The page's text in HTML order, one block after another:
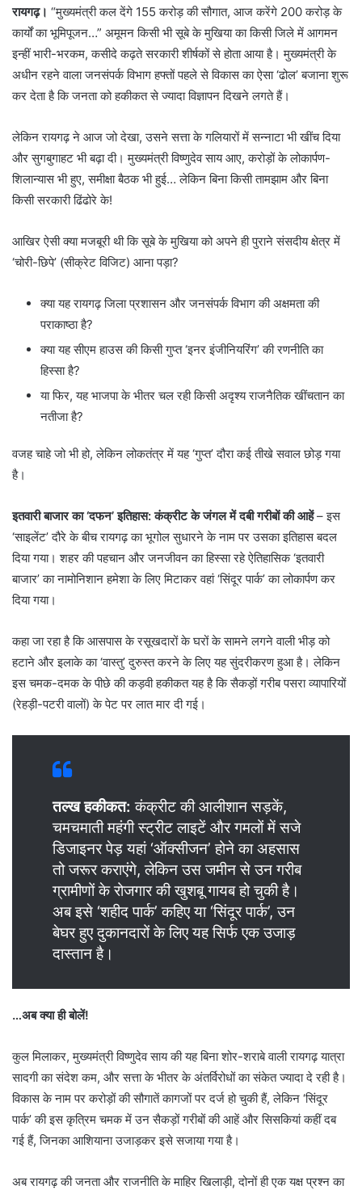
रायगढ़। “मुख्यमंत्री कल देंगे 155 करोड़ की सौगात, आज करेंगे 200 करोड़ के
कार्यों का भूमिपूजन…” अमूमन किसी भी सूबे के मुखिया का किसी जिले में आगमन
इन्हीं भारी-भरकम, कसीदे कढ़ते सरकारी शीर्षकों से होता आया है। मुख्यमंत्री के
अधीन रहने वाला जनसंपर्क विभाग हफ्तों पहले से विकास का ऐसा ‘ढोल’ बजाना शुरू
कर देता है कि जनता को हकीकत से ज्यादा विज्ञापन दिखने लगते हैं।
​लेकिन रायगढ़ ने आज जो देखा, उसने सत्ता के गलियारों में सन्नाटा भी खींच दिया
और सुगबुगाहट भी बढ़ा दी। मुख्यमंत्री विष्णुदेव साय आए, करोड़ों के लोकार्पण-
शिलान्यास भी हुए, समीक्षा बैठक भी हुई… लेकिन बिना किसी तामझाम और बिना
किसी सरकारी ढिंढोरे के!
​आखिर ऐसी क्या मजबूरी थी कि सूबे के मुखिया को अपने ही पुराने संसदीय क्षेत्र में
‘चोरी-छिपे’ (सीक्रेट विजिट) आना पड़ा?
​क्या यह रायगढ़ जिला प्रशासन और जनसंपर्क विभाग की अक्षमता की
पराकाष्ठा है?
​क्या यह सीएम हाउस की किसी गुप्त ‘इनर इंजीनियरिंग’ की रणनीति का
हिस्सा है?
​या फिर, यह भाजपा के भीतर चल रही किसी अदृश्य राजनैतिक खींचतान का
नतीजा है?
​वजह चाहे जो भी हो, लेकिन लोकतंत्र में यह ‘गुप्त’ दौरा कई तीखे सवाल छोड़ गया
है।
इतवारी बाजार का ‘दफन’ इतिहास: कंक्रीट के जंगल में दबी गरीबों की आहें– इस
‘साइलेंट’ दौरे के बीच रायगढ़ का भूगोल सुधारने के नाम पर उसका इतिहास बदल
दिया गया। शहर की पहचान और जनजीवन का हिस्सा रहे ऐतिहासिक ‘इतवारी
बाजार’ का नामोनिशान हमेशा के लिए मिटाकर वहां ‘सिंदूर पार्क’ का लोकार्पण कर
दिया गया।
​कहा जा रहा है कि आसपास के रसूखदारों के घरों के सामने लगने वाली भीड़ को
हटाने और इलाके का ‘वास्तु’ दुरुस्त करने के लिए यह सुंदरीकरण हुआ है। लेकिन
इस चमक-दमक के पीछे की कड़वी हकीकत यह है कि सैकड़ों गरीब पसरा व्यापारियों
(रेहड़ी-पटरी वालों) के पेट पर लात मार दी गई।
तल्ख हकीकत: कंक्रीट की आलीशान सड़कें,
चमचमाती महंगी स्ट्रीट लाइटें और गमलों में सजे
डिजाइनर पेड़ यहां ‘ऑक्सीजन’ होने का अहसास
तो जरूर कराएंगे, लेकिन उस जमीन से उन गरीब
ग्रामीणों के रोजगार की खुशबू गायब हो चुकी है।
अब इसे ‘शहीद पार्क’ कहिए या ‘सिंदूर पार्क’, उन
बेघर हुए दुकानदारों के लिए यह सिर्फ एक उजाड़
दास्तान है।
…अब क्या ही बोलें!
​कुल मिलाकर, मुख्यमंत्री विष्णुदेव साय की यह बिना शोर-शराबे वाली रायगढ़ यात्रा
सादगी का संदेश कम, और सत्ता के भीतर के अंतर्विरोधों का संकेत ज्यादा दे रही है।
विकास के नाम पर करोड़ों की सौगातें कागजों पर दर्ज हो चुकी हैं, लेकिन ‘सिंदूर
पार्क’ की इस कृत्रिम चमक में उन सैकड़ों गरीबों की आहें और सिसकियां कहीं दब
गई हैं, जिनका आशियाना उजाड़कर इसे सजाया गया है।
अब रायगढ़ की जनता और राजनीति के माहिर खिलाड़ी, दोनों ही एक यक्ष प्रश्न का